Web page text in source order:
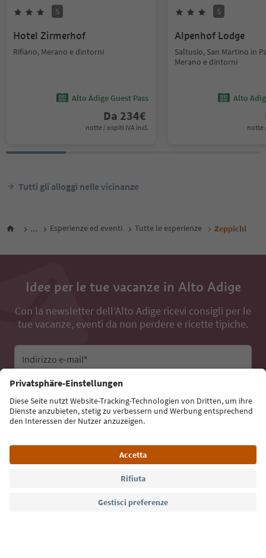
S
Hotel Zirmerhof
Rifiano, Merano e dintorni
Alto Adige Guest Pass
Da 234€
notte / ospiti IVA incl.
S
Alpenhof Lodge
Saltusio, San Martino in
Merano e dintorni
Alto
notte
Tutti gli alloggi nelle vicinanze
... Esperienze ed eventi Tutte le esperienze Zeppichl
Idee per le tue vacanze in Alto Adige
Con la newsletter dell’Alto Adige ricevi consigli per le
tue vacanze, eventi da non perdere e ricette tipiche.
Indirizzo e-mail*
Iscriviti alla newsletter